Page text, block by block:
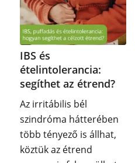
IBS és
ételintolerancia:
segíthet az étrend?
Az irritábilis bél
szindróma hátterében
több tényező is állhat,
köztük az étrend